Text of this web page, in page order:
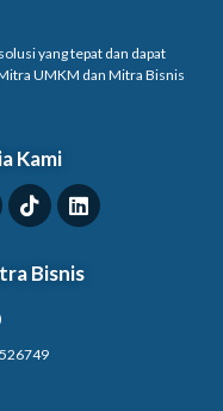
yang tepat dan dapat
UMKM dan Mitra Bisnis
Kami
Bisnis